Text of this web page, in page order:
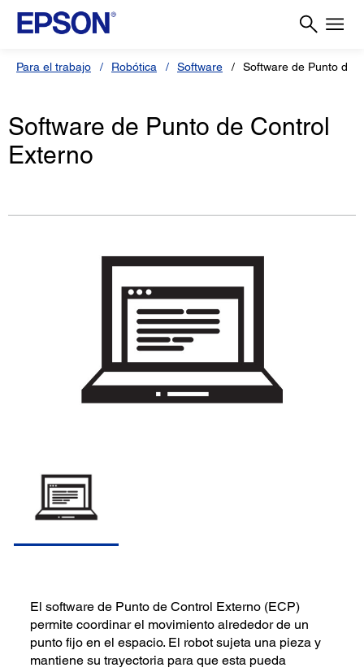
Para el trabajo Robótica Software Software de Punto de
Software de Punto de Control
Externo
El software de Punto de Control Externo (ECP)
permite coordinar el movimiento alrededor de un
punto fijo en el espacio. El robot sujeta una pieza y
mantiene su trayectoria para que esta pueda